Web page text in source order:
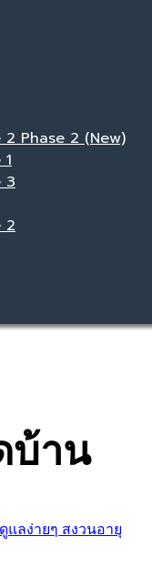
Phase 2 (New)
3
2
บ้าน